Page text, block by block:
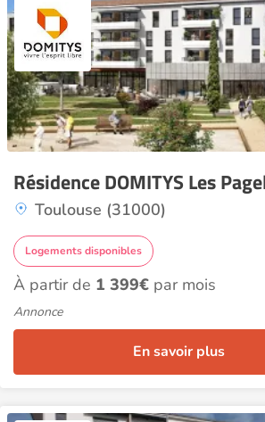
Résidence DOMITYS Les
Toulouse (31000)
Logements disponibles
À partir de 1 399€ par mois
Annonce
En savoir plus